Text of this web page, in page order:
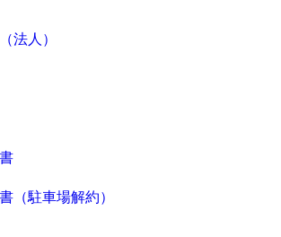
法人）
（駐車場解約）